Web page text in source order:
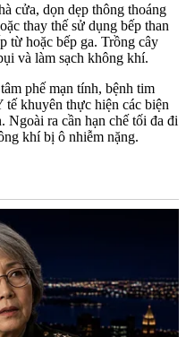
cửa, dọn dẹp thông thoáng
thay thế sử dụng bếp than
từ hoặc bếp ga. Trồng cây
và làm sạch không khí.
phế mạn tính, bệnh tim
khuyên thực hiện các biện
Ngoài ra cần hạn chế tối đa đi
khí bị ô nhiễm nặng.